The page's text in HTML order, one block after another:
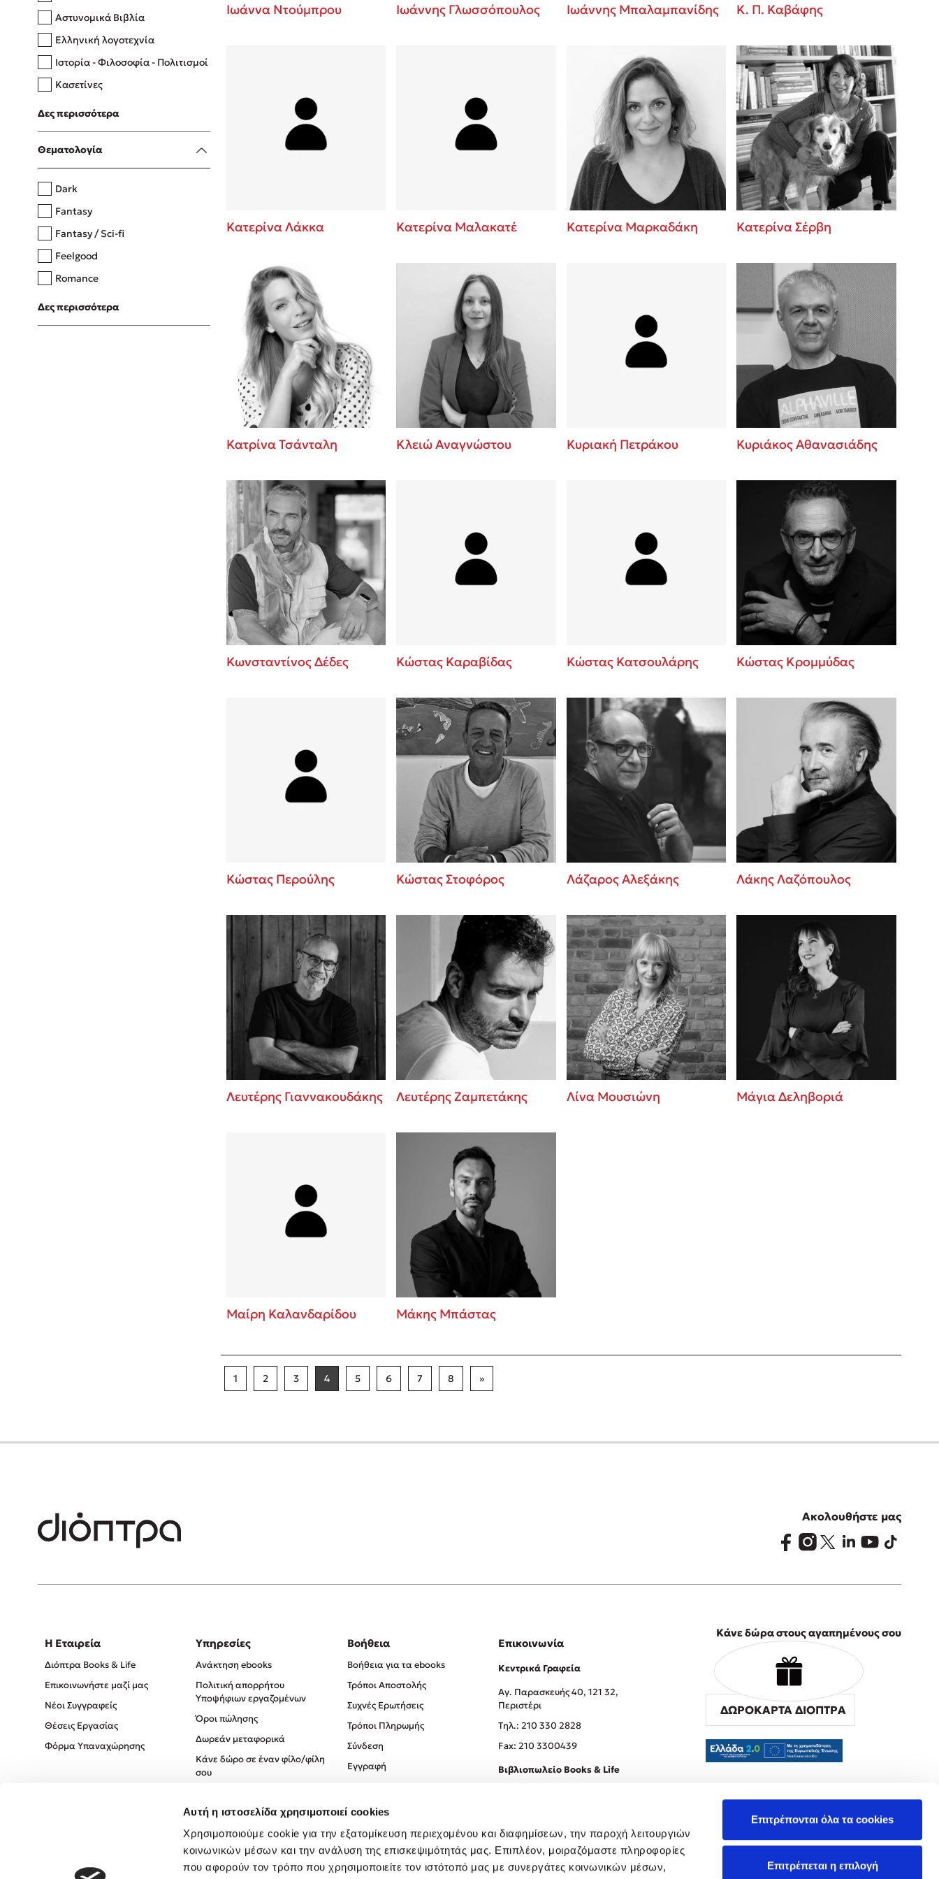
Αυτή η ιστοσελίδα χρησιμοποιεί cookies
Χρησιμοποιούμε cookie για την εξατομίκευση περιεχομένου και διαφημίσεων, την παροχή λειτουργιών
κοινωνικών μέσων και την ανάλυση της επισκεψιμότητάς μας. Επιπλέον, μοιραζόμαστε πληροφορίες
που αφορούν τον τρόπο που χρησιμοποιείτε τον ιστότοπό μας με συνεργάτες κοινωνικών μέσων,
Επιτρέπονται όλα τα cookies
Επιτρέπεται η επιλογή
Δανάη Δεληγεώργη
Πάνω, κάτω, μπροστά, πίσω
Η μέθοδος Αφήστε τους
Αστυνομικά Βιβλία
Ελληνική λογοτεχνία
Ιστορία - Φιλοσοφία - Πολιτισμοί
Κασετίνες
Λευκώματα - Έγχρωμοι οδηγοί
Μαγειρική
Δες περισσότερα
Θεματολογία
Dark
Fantasy
Fantasy / Sci-fi
Feelgood
Romance
Upmarket
Young Adult
Δες περισσότερα
Ιωάννα Ντούμπρου Ιωάννης Γλωσσόπουλος Ιωάννης Μπαλαμπανίδης Κ. Π. Καβάφης
Κατερίνα Λάκκα Κατερίνα Μαλακατέ Κατερίνα Μαρκαδάκη Κατερίνα Σέρβη
Κατρίνα Τσάνταλη Κλειώ Αναγνώστου Κυριακή Πετράκου Κυριάκος Αθανασιάδης
Κωνσταντίνος Δέδες Κώστας Καραβίδας Κώστας Κατσουλάρης Κώστας Κρομμύδας
Κώστας Περούλης Κώστας Στοφόρος Λάζαρος Αλεξάκης Λάκης Λαζόπουλος
Λευτέρης Γιαννακουδάκης Λευτέρης Ζαμπετάκης Λίνα Μουσιώνη Μάγια Δεληβοριά
Μαίρη Καλανδαρίδου Μάκης Μπάστας
1 2 3 4 5 6 7 8 »
Ακολουθήστε μας
Η Εταιρεία
Διόπτρα Books & Life
Επικοινωνήστε μαζί μας
Νέοι Συγγραφείς
Θέσεις Εργασίας
Φόρμα Υπαναχώρησης
Υπηρεσίες
Ανάκτηση ebooks
Πολιτική απορρήτου
Υποψήφιων εργαζομένων
Όροι πώλησης
Δωρεάν μεταφορικά
Κάνε δώρο σε έναν φίλο/φίλη
σου
Πολιτική Απορρήτου
Όροι χρήσης
Βοήθεια
Βοήθεια για τα ebooks
Τρόποι Αποστολής
Συχνές Ερωτήσεις
Τρόποι Πληρωμής
Σύνδεση
Εγγραφή
Επικοινωνία
Κεντρικά Γραφεία
Αγ. Παρασκευής 40, 121 32,
Περιστέρι
Tηλ.: 210 330 2828
Fax: 210 3300439
Βιβλιοπωλείο Books & Life
Κάνε δώρα στους αγαπημένους σου
ΔΩΡΟΚΑΡΤΑ ΔΙΟΠΤΡΑ